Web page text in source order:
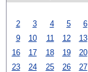
2
3 4 5 6
9
10 11 12 13
16
17 18 19 20
23
24 25 26 27